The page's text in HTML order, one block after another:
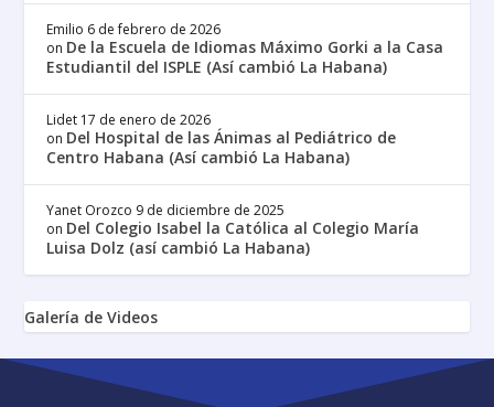
Emilio 6 de febrero de 2026
on De la Escuela de Idiomas Máximo Gorki a la Casa
Estudiantil del ISPLE (Así cambió La Habana)
Lidet 17 de enero de 2026
on Del Hospital de las Ánimas al Pediátrico de
Centro Habana (Así cambió La Habana)
Yanet Orozco 9 de diciembre de 2025
on Del Colegio Isabel la Católica al Colegio María
Luisa Dolz (así cambió La Habana)
Galería de Videos